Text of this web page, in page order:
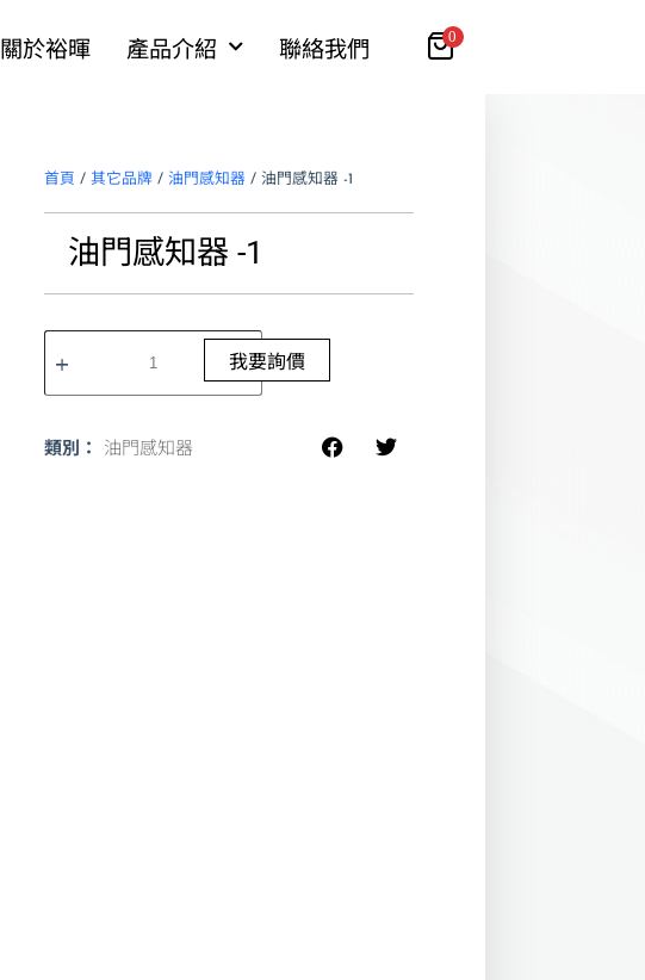
關於裕暉 產品介紹 聯絡我們 0
首頁 / 其它品牌/ 油門感知器 / 油門感知器 -1
油門感知器 -1
我要詢價
類別： 油門感知器